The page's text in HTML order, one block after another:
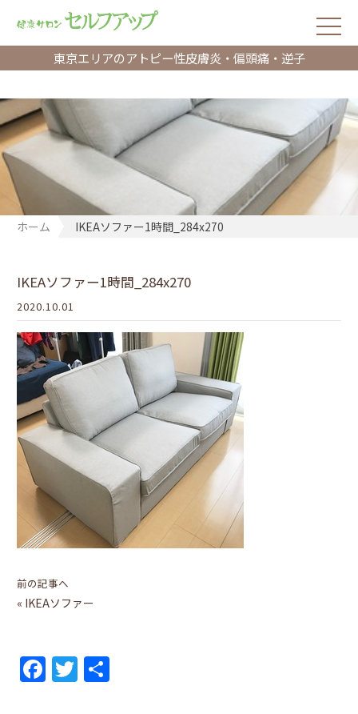
東京エリアのアトピー性皮膚炎・偏頭痛・逆子
ホーム IKEAソファー1時間_284x270
IKEAソファー1時間_284x270
2020.10.01
前の記事へ
« IKEAソファー
F
a
T
w